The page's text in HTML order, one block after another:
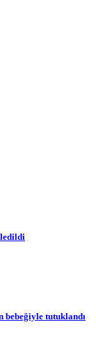
bebeğiyle tutuklandı